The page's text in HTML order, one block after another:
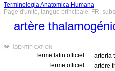
Terminologia Anatomica Humana
Page d'unité, langue principale: FR,
artère
Identification
Terme latin officiel
arteria
Terme officiel
artère